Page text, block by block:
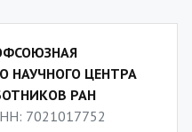
НАУЧНОГО ЦЕНТРА
РАН
7021017752